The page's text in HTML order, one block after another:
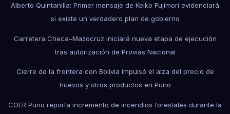
Alberto Quintanilla: Primer mensaje de Keiko Fujimori evidenciará
si existe un verdadero plan de gobierno
Carretera Checa–Mazocruz iniciará nueva etapa de ejecución
tras autorización de Provías Nacional
Cierre de la frontera con Bolivia impulsó el alza del precio de
huevos y otros productos en Puno
COER Puno reporta incremento de incendios forestales durante la